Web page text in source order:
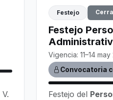
Festejo
Festejo
Vigencia: 11–14
Convocatoria
Festejo del